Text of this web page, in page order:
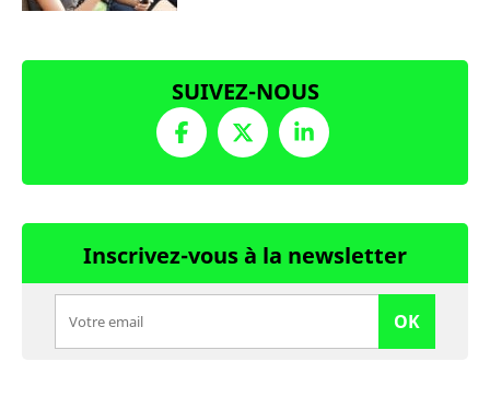
SUIVEZ-NOUS
Inscrivez-vous à la newsletter
OK